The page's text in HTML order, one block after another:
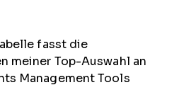
fasst die
meiner Top-Auswahl an
Management Tools